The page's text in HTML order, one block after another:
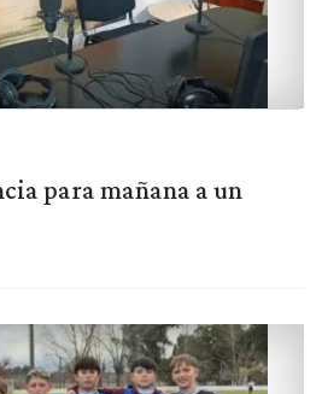
para mañana a un